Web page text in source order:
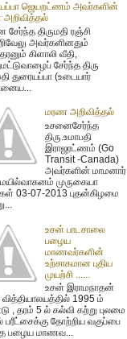
ஜெயறட்ணம் அவர்களின்
சேர்ந்த திருமதி ரஞ்சி
அவர்களினதும்
கிளாலி வீதி,
சேர்ந்த திரு
துரையப்பா (உடையார்
மரண அறிவித்தல்
உசனைசேர்ந்த
திரு.உமாபதி
இராஜரட்ணம் (Go
Transit -Canada)
அவர்களின் மாமனார்
முருகையா
03-07-2013 புதன்கிழமை
உசன் பாடசாலை
பழைய
மாணவர்களின்
உற்சாகமான புதிய
முயற்சி ......
உசன் இராமநாதன்
1995 ம்
, தரம் 5 ல் கல்வி கற்று புலமை
பரீட்சைக்கு தோற்றிய வகுப்பை
பழைய மாணவ...